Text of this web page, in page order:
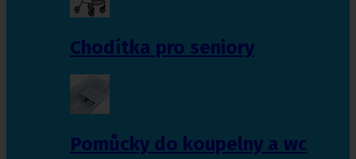
Chodítka pro seniory
Pomůcky do koupelny a wc